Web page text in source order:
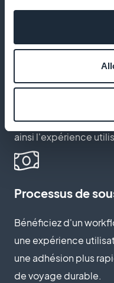
Personnalisation
Créez des pages
l'engagement envers
ainsi l'expérience
Processus de
Bénéficiez d'un
une expérience
une adhésion plus
de voyage durable.